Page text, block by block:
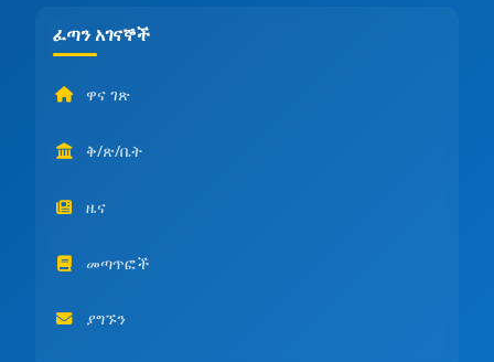
ፈጣን አገናኞች
ዋና ገጽ
ቅ/ጽ/ቤት
ዜና
መጣጥፎች
ያግኙን